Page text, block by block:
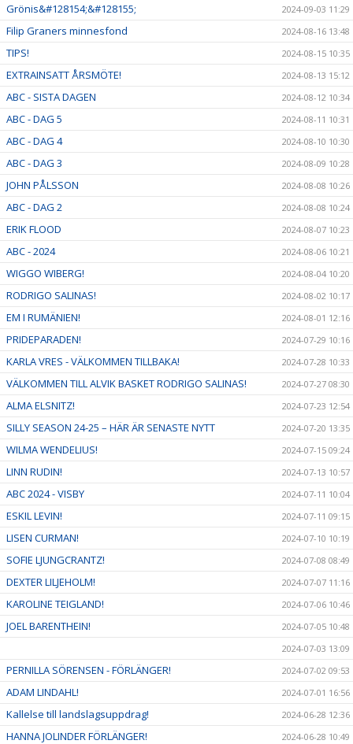
Grönis&#128154;&#128155; 2024-09-03 11:29
Filip Graners minnesfond 2024-08-16 13:48
TIPS! 2024-08-15 10:35
EXTRAINSATT ÅRSMÖTE! 2024-08-13 15:12
ABC - SISTA DAGEN 2024-08-12 10:34
ABC - DAG 5 2024-08-11 10:31
ABC - DAG 4 2024-08-10 10:30
ABC - DAG 3 2024-08-09 10:28
JOHN PÅLSSON 2024-08-08 10:26
ABC - DAG 2 2024-08-08 10:24
ERIK FLOOD 2024-08-07 10:23
ABC - 2024 2024-08-06 10:21
WIGGO WIBERG! 2024-08-04 10:20
RODRIGO SALINAS! 2024-08-02 10:17
EM I RUMÄNIEN! 2024-08-01 12:16
PRIDEPARADEN! 2024-07-29 10:16
KARLA VRES - VÄLKOMMEN TILLBAKA! 2024-07-28 10:33
VÄLKOMMEN TILL ALVIK BASKET RODRIGO SALINAS! 2024-07-27 08:30
ALMA ELSNITZ! 2024-07-23 12:54
SILLY SEASON 24-25 – HÄR ÄR SENASTE NYTT 2024-07-20 13:35
WILMA WENDELIUS! 2024-07-15 09:24
LINN RUDIN! 2024-07-13 10:57
ABC 2024 - VISBY 2024-07-11 10:04
ESKIL LEVIN! 2024-07-11 09:15
LISEN CURMAN! 2024-07-10 10:19
SOFIE LJUNGCRANTZ! 2024-07-08 08:49
DEXTER LILJEHOLM! 2024-07-07 11:16
KAROLINE TEIGLAND! 2024-07-06 10:46
JOEL BARENTHEIN!
2024-07-05 10:48
2024-07-03 13:09
PERNILLA SÖRENSEN - FÖRLÄNGER! 2024-07-02 09:53
ADAM LINDAHL! 2024-07-01 16:56
Kallelse till landslagsuppdrag! 2024-06-28 12:36
HANNA JOLINDER FÖRLÄNGER! 2024-06-28 10:49